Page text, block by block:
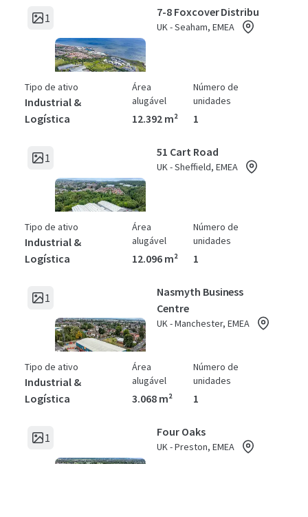
1 7-8 Foxcover Distribu
UK - Seaham, EMEA
Tipo de ativo
Industrial &
Logística
Área
alugável
12.392 m²
Número de
unidades
1
1 51 Cart Road
UK - Sheffield, EMEA
Tipo de ativo
Industrial &
Logística
Área
alugável
12.096 m²
Número de
unidades
1
1
Nasmyth Business
Centre
UK - Manchester, EMEA
Tipo de ativo
Industrial &
Logística
Área
alugável
3.068 m²
Número de
unidades
1
1 Four Oaks
UK - Preston, EMEA